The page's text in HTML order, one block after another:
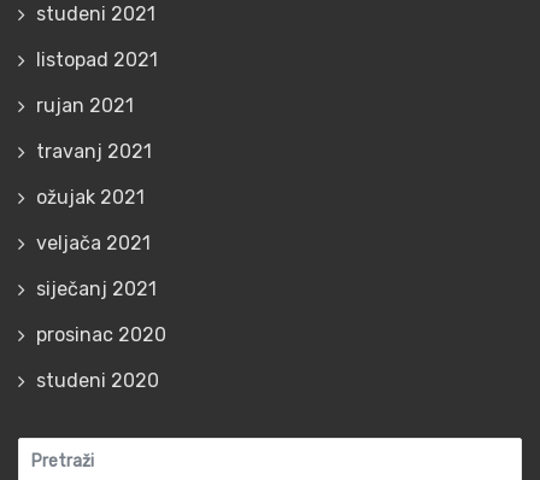
studeni 2021
listopad 2021
rujan 2021
travanj 2021
ožujak 2021
veljača 2021
siječanj 2021
prosinac 2020
studeni 2020